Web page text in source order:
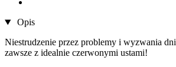
Opis
Niestrudzenie przez problemy i wyzwania
zawsze z idealnie czerwonymi ustami!